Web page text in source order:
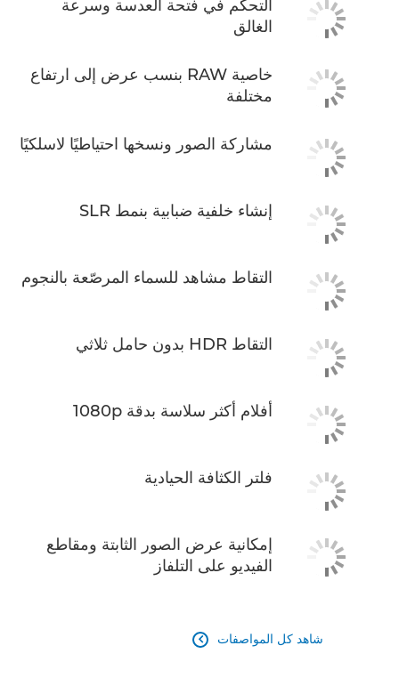
التحكم في فتحة العدسة وسرعة
الغالق
خاصية RAW بنسب عرض إلى ارتفاع
مختلفة
مشاركة الصور ونسخها احتياطيًا لاسلكيًا
إنشاء خلفية ضبابية بنمط SLR
التقاط مشاهد للسماء المرصّعة بالنجوم
التقاط HDR بدون حامل ثلاثي
أفلام أكثر سلاسة بدقة 1080p
فلتر الكثافة الحيادية
إمكانية عرض الصور الثابتة ومقاطع
الفيديو على التلفاز
شاهد كل المواصفات 